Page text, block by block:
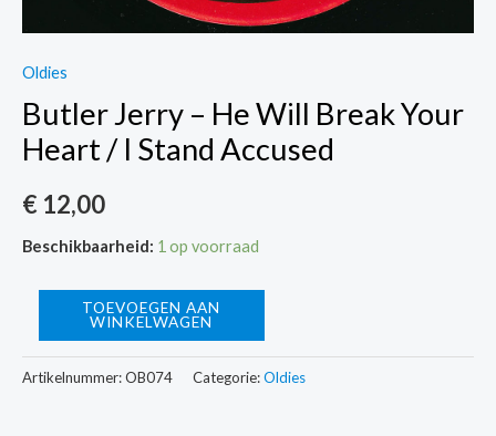
Oldies
Butler Jerry – He Will Break Your
Heart / I Stand Accused
€ 12,00
Beschikbaarheid: 1 op voorraad
-
TOEVOEGEN AAN
WINKELWAGEN
Artikelnummer:OB074 Categorie:Oldies